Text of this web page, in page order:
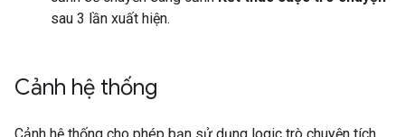
sau 3 lần xuất hiện.
Cảnh hệ thống